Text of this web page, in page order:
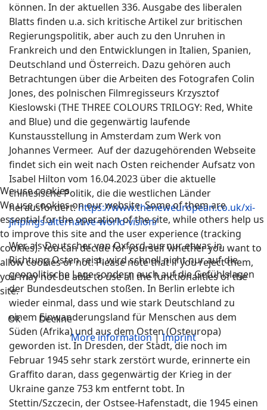
können. In der aktuellen 336. Ausgabe des liberalen
Blatts finden u.a. sich kritische Artikel zur britischen
Regierungspolitik, aber auch zu den Unruhen in
Frankreich und den Entwicklungen in Italien, Spanien,
Deutschland und Österreich. Dazu gehören auch
Betrachtungen über die Arbeiten des Fotografen Colin
Jones, des polnischen Filmregisseurs Krzysztof
Kieslowski (THE THREE COLOURS TRILOGY: Red, White
and Blue) und die gegenwärtig laufende
Kunstausstellung in Amsterdam zum Werk von
Johannes Vermeer. Auf der dazugehörenden Webseite
findet sich ein weit nach Osten reichender Aufsatz von
Isabel Hilton vom 16.04.2023 über die aktuelle
chinesische Politik, die die westlichen Länder
herausfordert:https://www.theneweuropean.co.uk/xi-
jinpings-alternative-world-vision/
Wer als Deutscher von Oxford aus nur etwas in
Richtung Osten reist, wird schnell nicht nur auf die
geopolitische Lage sondern auch auf die Gefühlslagen
der Bundesdeutschen stoßen. In Berlin erlebte ich
wieder einmal, dass und wie stark Deutschland zu
einem Einwanderungsland für Menschen aus dem
Süden (Afrika) und aus dem Osten (Osteuropa)
geworden ist. In Dresden, der Stadt, die noch im
Februar 1945 sehr stark zerstört wurde, erinnerte ein
Graffito daran, dass gegenwärtig der Krieg in der
Ukraine ganze 753 km entfernt tobt. In
Stettin/Szczecin, der Ostsee-Hafenstadt, die 1945 einen
We use cookies
We use cookies on our website. Some of them are
essential for the operation of the site, while others help us
to improve this site and the user experience (tracking
cookies). You can decide for yourself whether you want to
allow cookies or not. Please note that if you reject them,
you may not be able to use all the functionalities of the
site.
Ok
Decline
More information|Imprint